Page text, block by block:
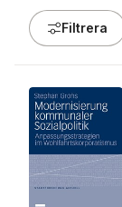
Filtrera